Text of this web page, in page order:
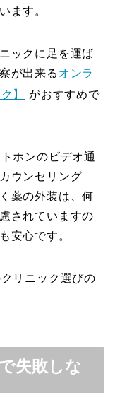
ます。
ックに足を運ば
が出来る オンラ
】
がおすすめで
ホンのビデオ通
ウンセリング
薬の外装は、何
されていますの
安心です。
リニック選びの
失敗しな